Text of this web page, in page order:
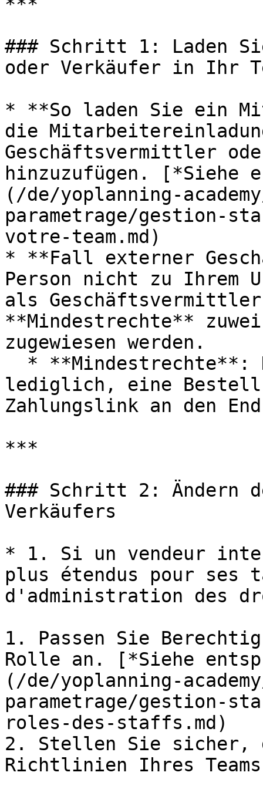
### Schritt 1: Laden
oder Verkäufer in Ihr
* **So laden Sie ein
die
Geschäftsvermittler
hinzuzufügen. [*Siehe
(/de/yoplanning-
parametrage/gestion-
votre-team.md)
* **Fall externer
Person nicht zu Ihrem
als
**Mindestrechte**
zugewiesen werden.
lediglich, eine
Zahlungslink an den
***
### Schritt 2: Ändern
Verkäufers
* 1. Si un vendeur
plus étendus pour ses
d'administration des
1. Passen Sie
Rolle an. [*Siehe
(/de/yoplanning-
parametrage/
roles-des-staffs.md)
2. Stellen Sie sicher,
Richtlinien Ihres